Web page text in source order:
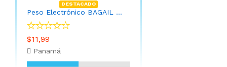
DESTACADO
Peso Electrónico BAGAIL - Báscula digital de cocina de acero inoxidable de alta calidad, peso de gramos y onzas para hornear y cocinar
$11,99
Panamá